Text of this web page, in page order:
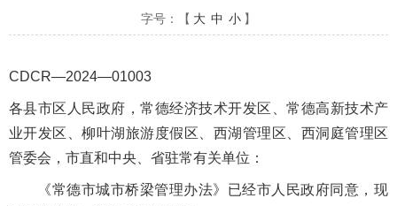
字号：【 大 中 小 】
CDCR—2024—01003
各县市区人民政府，常德经济技术开发区、常德高新技术产
业开发区、柳叶湖旅游度假区、西湖管理区、西洞庭管理区
管委会，市直和中央、省驻常有关单位：
《常德市城市桥梁管理办法》已经市人民政府同意，现